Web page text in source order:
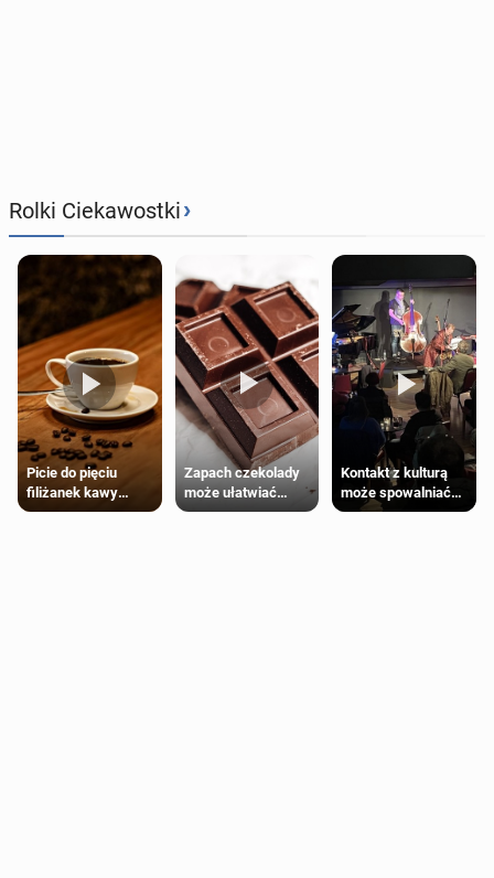
Rolki Ciekawostki›
Picie do pięciu
filiżanek kawy
dziennie jest
Zapach czekolady
może ułatwiać
trening siłowy
Kontakt z kulturą
może spowalniać
starzenie